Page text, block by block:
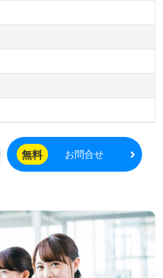
な立地に加え、車通勤も可
名のご利用者様を2ユニット
ひとりに寄り添った介護を
ハートが中心にあり、『人
は非常に明るく、チームワ
る方はもちろん、グループホ
歓迎です。「ご利用者様の
でしょう。また、求職者には
りサポートし、求人情報の提
ます。非公開求人も多数取
択肢から自分に合った職場を
。ぜひ、この機会に新たな一
無料 お問合せ